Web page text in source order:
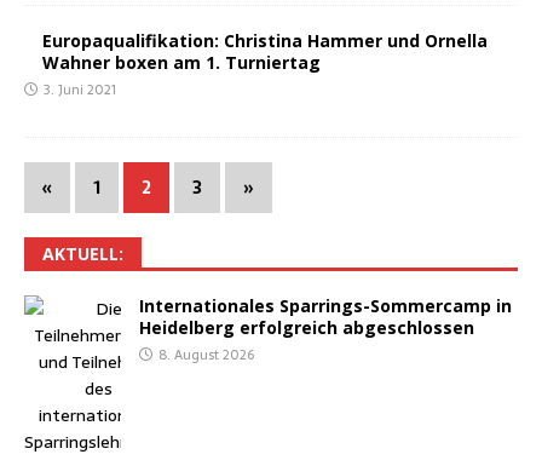
Euro­pa­qua­li­fi­ka­ti­on: Chris­ti­na Ham­mer und Ornella
Wah­ner boxen am 1. Turniertag
3. Juni 2021
« 1 2 3 »
AKTU­ELL:
Inter­na­tio­na­les Spar­rings-Som­mer­camp in
Hei­del­berg erfolg­reich abgeschlossen
8. August 2026